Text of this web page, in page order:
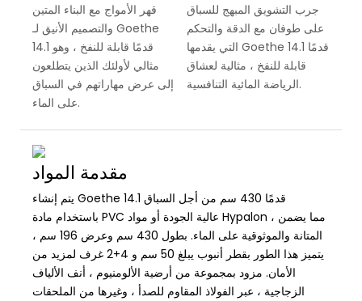
قهر الأمواج مع البناء المتين
والتصميم الأنيق لـ Goethe
14.1 قدمًا قابلة للنفخ ، وهو
مثالي لأولئك الذين يتطلعون
إلى عرض مهاراتهم في السباق
على الماء.
جرب التشويق المبهج للسباق
على طوفان مع الدقة والتحكم
التي يقدمها Goethe 14.1 قدمًا
قابلة للنفخ ، مثالية لعشاق
الرياضة المائية التنافسية.
مقدمة المواد
يتم إنشاء Goethe 14.1 قدمًا 430 سم من أجل السباق
باستخدام مادة PVC عالية الجودة أو مواد Hypalon ، مما يضمن
المتانة والموثوقية على الماء. بطول 430 سم وعرض 196 سم ،
يتميز هذا الطور بقطر أنبوب يبلغ 50 سم و 4+2 غرف لمزيد من
الأمان. مزود بمجموعة من أرضية الألومنيوم ، أنف الألياف
الزجاجية ، عبر الفولاذ المقاوم للصدأ ، وغيرها من الملحقات